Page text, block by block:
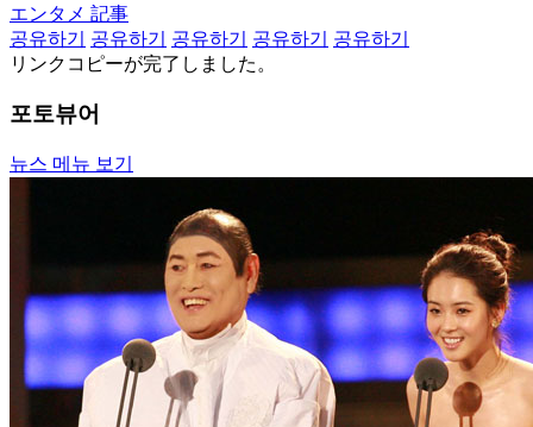
エンタメ 記事
공유하기
공유하기 공유하기 공유하기
공유하기
リンクコピーが完了しました。
포토뷰어
뉴스 메뉴 보기